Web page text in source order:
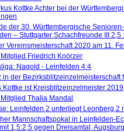
Kottke Achter bei der
der 30. Württembergische
– Stuttgarter Schachfreunde III 2,5
Vereinsmeisterschaft 2020 am 11.
Friedrich Knörzer
Nagold - Leinfelden 4:4
in der Bezirksblitzeinzelmeisterschaft
Kottke ist Kreisblitzeinzelmeister 2019
Thalia Mandal
Leinfelden 2 unterliegt Leonberg 2
Mannschaftspokal in Leinfelden-
1,5:2,5 gegen Dreisamtal,